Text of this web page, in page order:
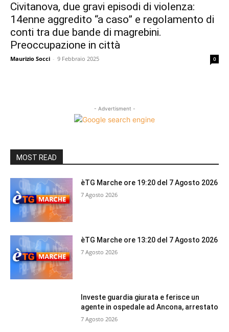
Civitanova, due gravi episodi di violenza:
14enne aggredito “a caso” e regolamento di
conti tra due bande di magrebini.
Preoccupazione in città
Maurizio Socci - 9 Febbraio 2025 0
- Advertisment -
MOST READ
èTG Marche ore 19:20 del 7 Agosto 2026
7 Agosto 2026
èTG Marche ore 13:20 del 7 Agosto 2026
7 Agosto 2026
Investe guardia giurata e ferisce un
agente in ospedale ad Ancona, arrestato
7 Agosto 2026